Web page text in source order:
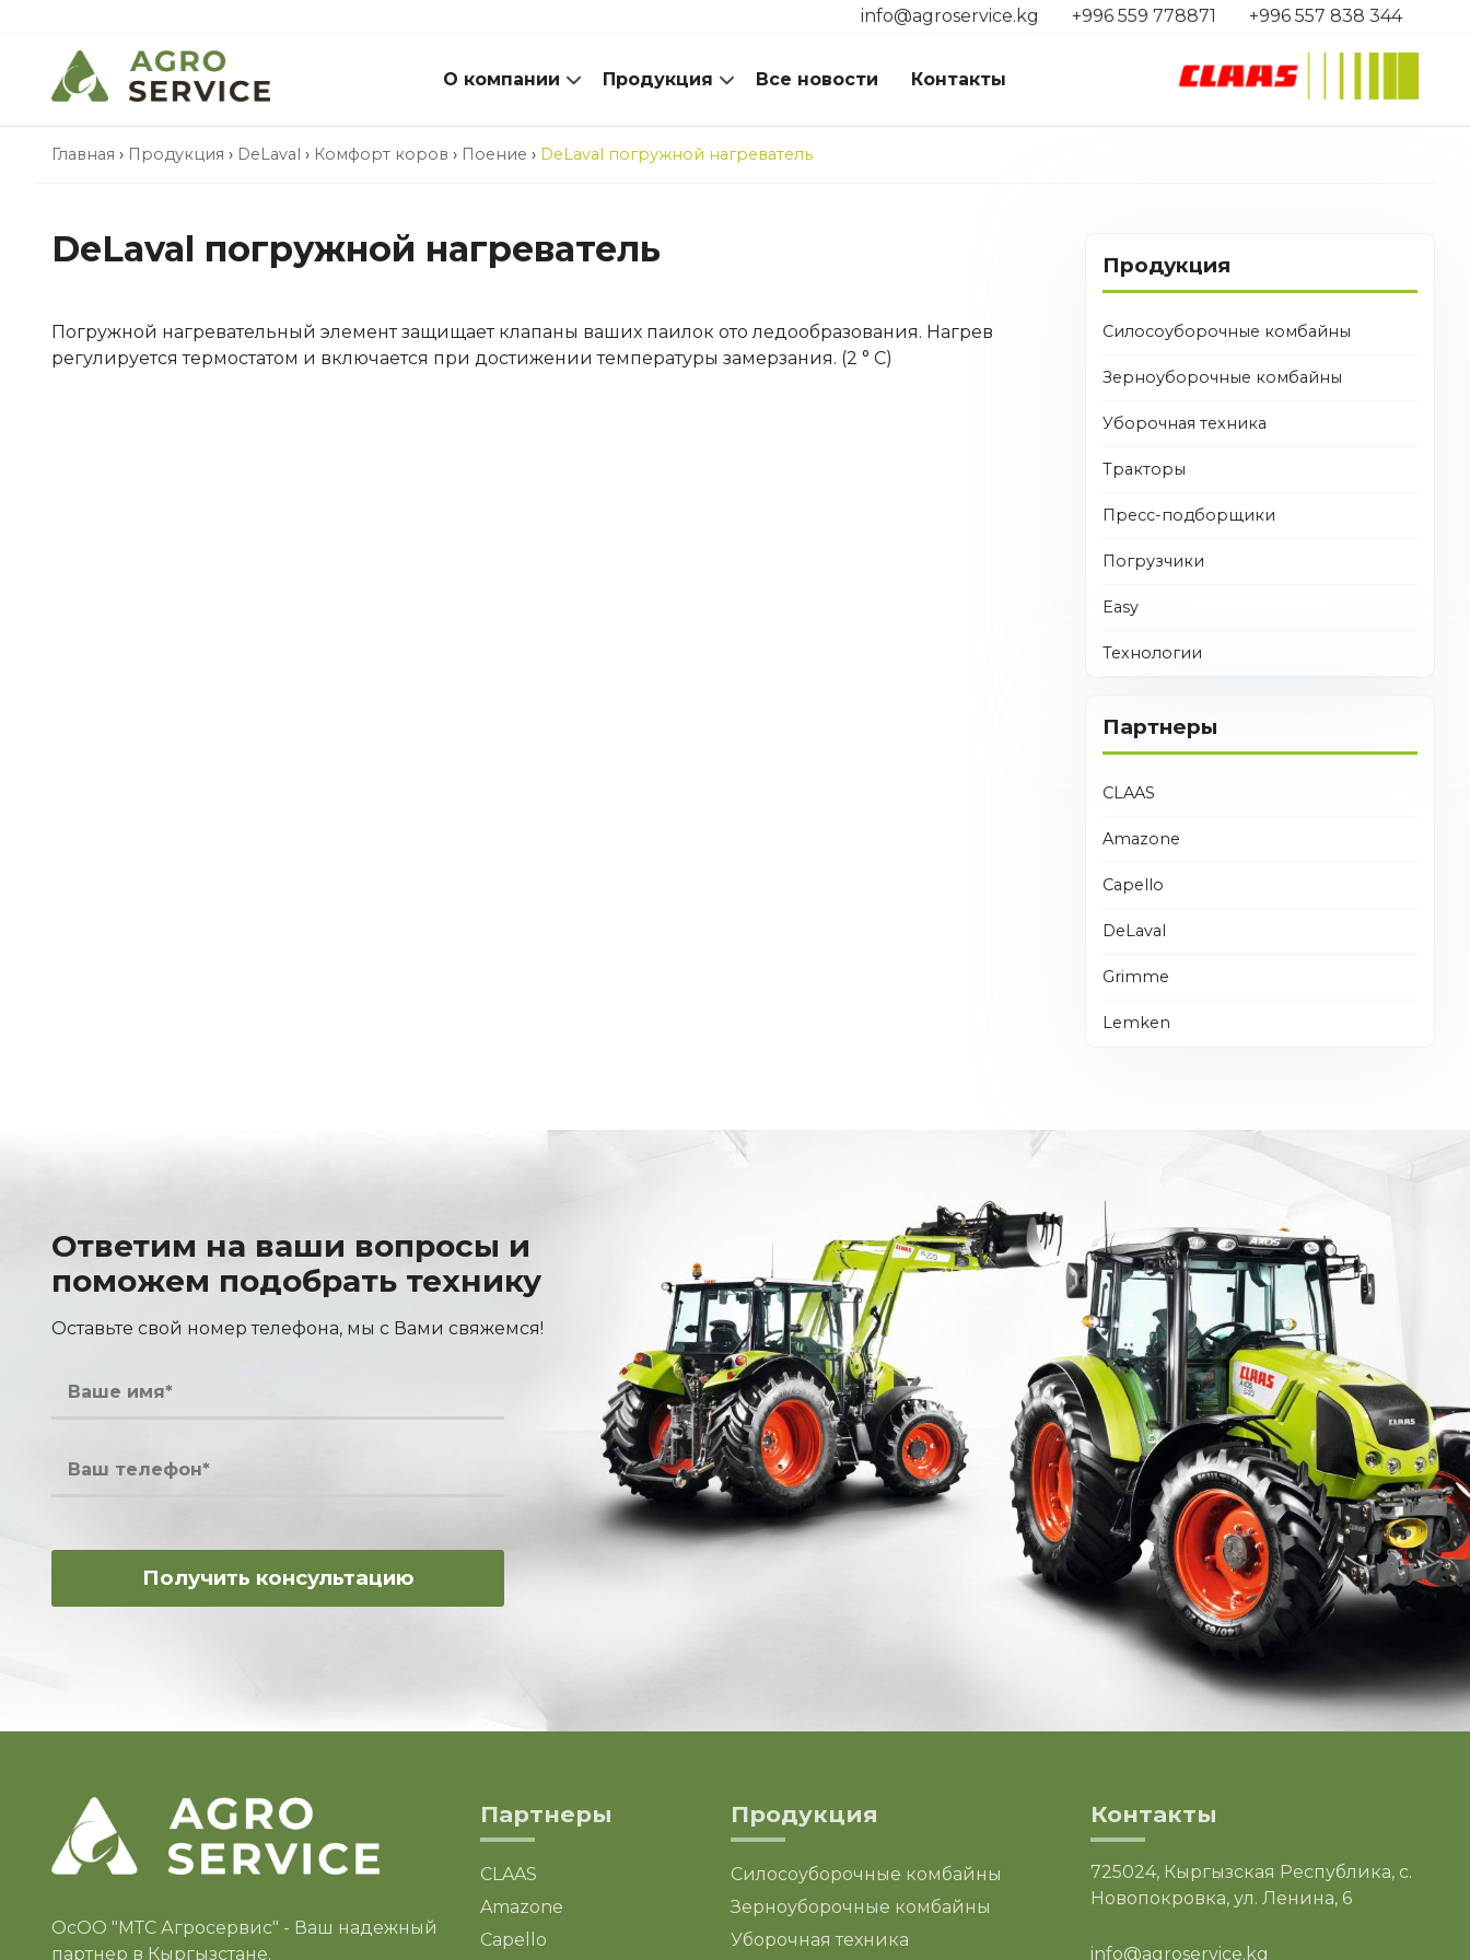
info@agroservice.kg +996 559 778871 +996 557 838 344
О компании Продукция Все новости Контакты
Главная › Продукция › DeLaval › Комфорт коров › Поение › DeLaval погружной нагреватель
DeLaval погружной нагреватель
Погружной нагревательный элемент защищает клапаны ваших паилок ото ледообразования. Нагрев
регулируется термостатом и включается при достижении температуры замерзания. (2 ° С)
Продукция
Силосоуборочные комбайны
Зерноуборочные комбайны
Уборочная техника
Тракторы
Пресс-подборщики
Погрузчики
Easy
Технологии
Партнеры
CLAAS
Amazone
Capello
DeLaval
Grimme
Lemken
Ответим на ваши вопросы и
поможем подобрать технику
Оставьте свой номер телефона, мы с Вами свяжемся!
ОсОО "МТС Агросервис" - Ваш надежный
партнер в Кыргызстане.
Партнеры
CLAAS
Amazone
Capello
Продукция
Силосоуборочные комбайны
Зерноуборочные комбайны
Уборочная техника
Контакты
725024, Кыргызская Республика, с.
Новопокровка, ул. Ленина, 6
info@agroservice.kg